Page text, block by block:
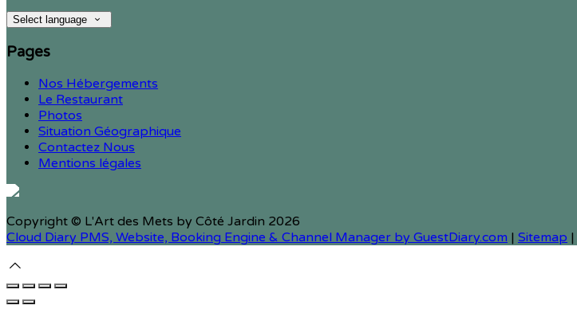
Select language
Pages
Nos Hébergements
Le Restaurant
Photos
Situation Géographique
Contactez Nous
Mentions légales
Copyright © L'Art des Mets by Côté Jardin 2026
Cloud Diary PMS, Website, Booking Engine & Channel Manager by GuestDiary.com | Sitemap |